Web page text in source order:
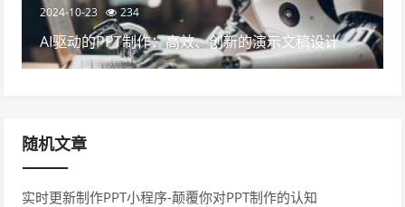
2024-10-23 234
AI驱动的PPT制作：高效、创新的演示文稿设计
随机文章
实时更新制作PPT小程序-颠覆你对PPT制作的认知